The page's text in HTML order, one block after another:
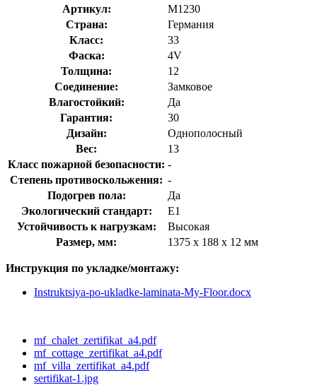
Артикул:
M1230
Страна:
Германия
Класс:
33
Фаска:
4V
Толщина:
12
Соединение:
Замковое
Влагостойкий:
Да
Гарантия:
30
Дизайн:
Однополосный
Вес:
13
Класс пожарной безопасности: -
Степень противоскольжения: -
Подогрев пола:
Да
Экологический стандарт:
E1
Устойчивость к нагрузкам:
Высокая
Размер, мм:
1375 х 188 х 12 мм
Инструкция по укладке/монтажу:
Instruktsiya-po-ukladke-laminata-My-Floor.docx
mf_chalet_zertifikat_a4.pdf
mf_cottage_zertifikat_a4.pdf
mf_villa_zertifikat_a4.pdf
sertifikat-1.jpg